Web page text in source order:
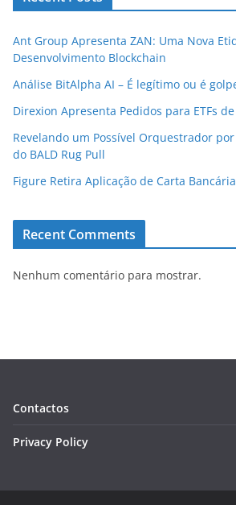
Ant Group Apresenta ZAN: Uma Nova
Desenvolvimento Blockchain
Análise BitAlpha AI – É legítimo ou é
Direxion Apresenta Pedidos para ETFs
Revelando um Possível Orquestrador
do BALD Rug Pull
Figure Retira Aplicação de Carta
Recent Comments
Nenhum comentário para mostrar.
Contactos
Privacy Policy